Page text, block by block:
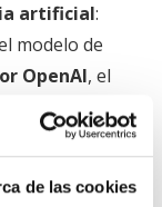
de las cookies
artificial:
modelo de
OpenAI, el
a
preguntas
y